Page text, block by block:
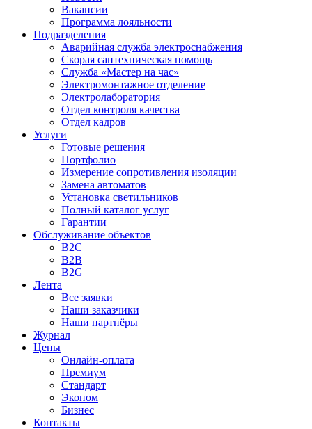
Вакансии
Программа лояльности
Подразделения
Аварийная служба электроснабжения
Скорая сантехническая помощь
Служба «Мастер на час»
Электромонтажное отделение
Электролаборатория
Отдел контроля качества
Отдел кадров
Услуги
Готовые решения
Портфолио
Измерение сопротивления изоляции
Замена автоматов
Установка светильников
Полный каталог услуг
Гарантии
Обслуживание объектов
B2C
B2B
B2G
Лента
Все заявки
Наши заказчики
Наши партнёры
Журнал
Цены
Онлайн-оплата
Премиум
Стандарт
Эконом
Бизнес
Контакты